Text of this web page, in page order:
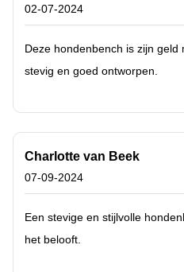
02-07-2024
Deze hondenbench is zijn geld
stevig en goed ontworpen.
Charlotte van Beek
07-09-2024
Een stevige en stijlvolle
het belooft.